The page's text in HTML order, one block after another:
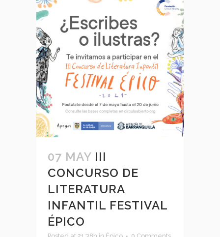
07 MAY III
CONCURSO DE
LITERATURA
INFANTIL FESTIVAL
ÉPICO